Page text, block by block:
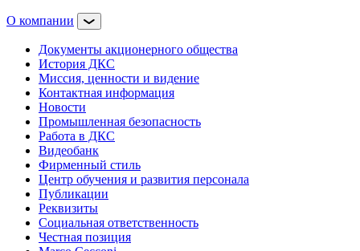
О компании
Документы акционерного общества
История ДКС
Миссия, ценности и видение
Контактная информация
Новости
Промышленная безопасность
Работа в ДКС
Видеобанк
Фирменный стиль
Центр обучения и развития персонала
Публикации
Реквизиты
Социальная ответственность
Честная позиция